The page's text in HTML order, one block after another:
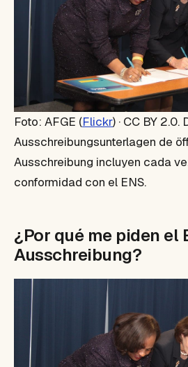
Foto: AFGE (Flickr) · CC BY 2.0.
Ausschreibungsunterlagen de
Ausschreibung incluyen cada
conformidad con el ENS.
¿Por qué me piden el
Ausschreibung?